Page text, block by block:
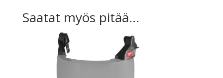
Saatat myös pitää...